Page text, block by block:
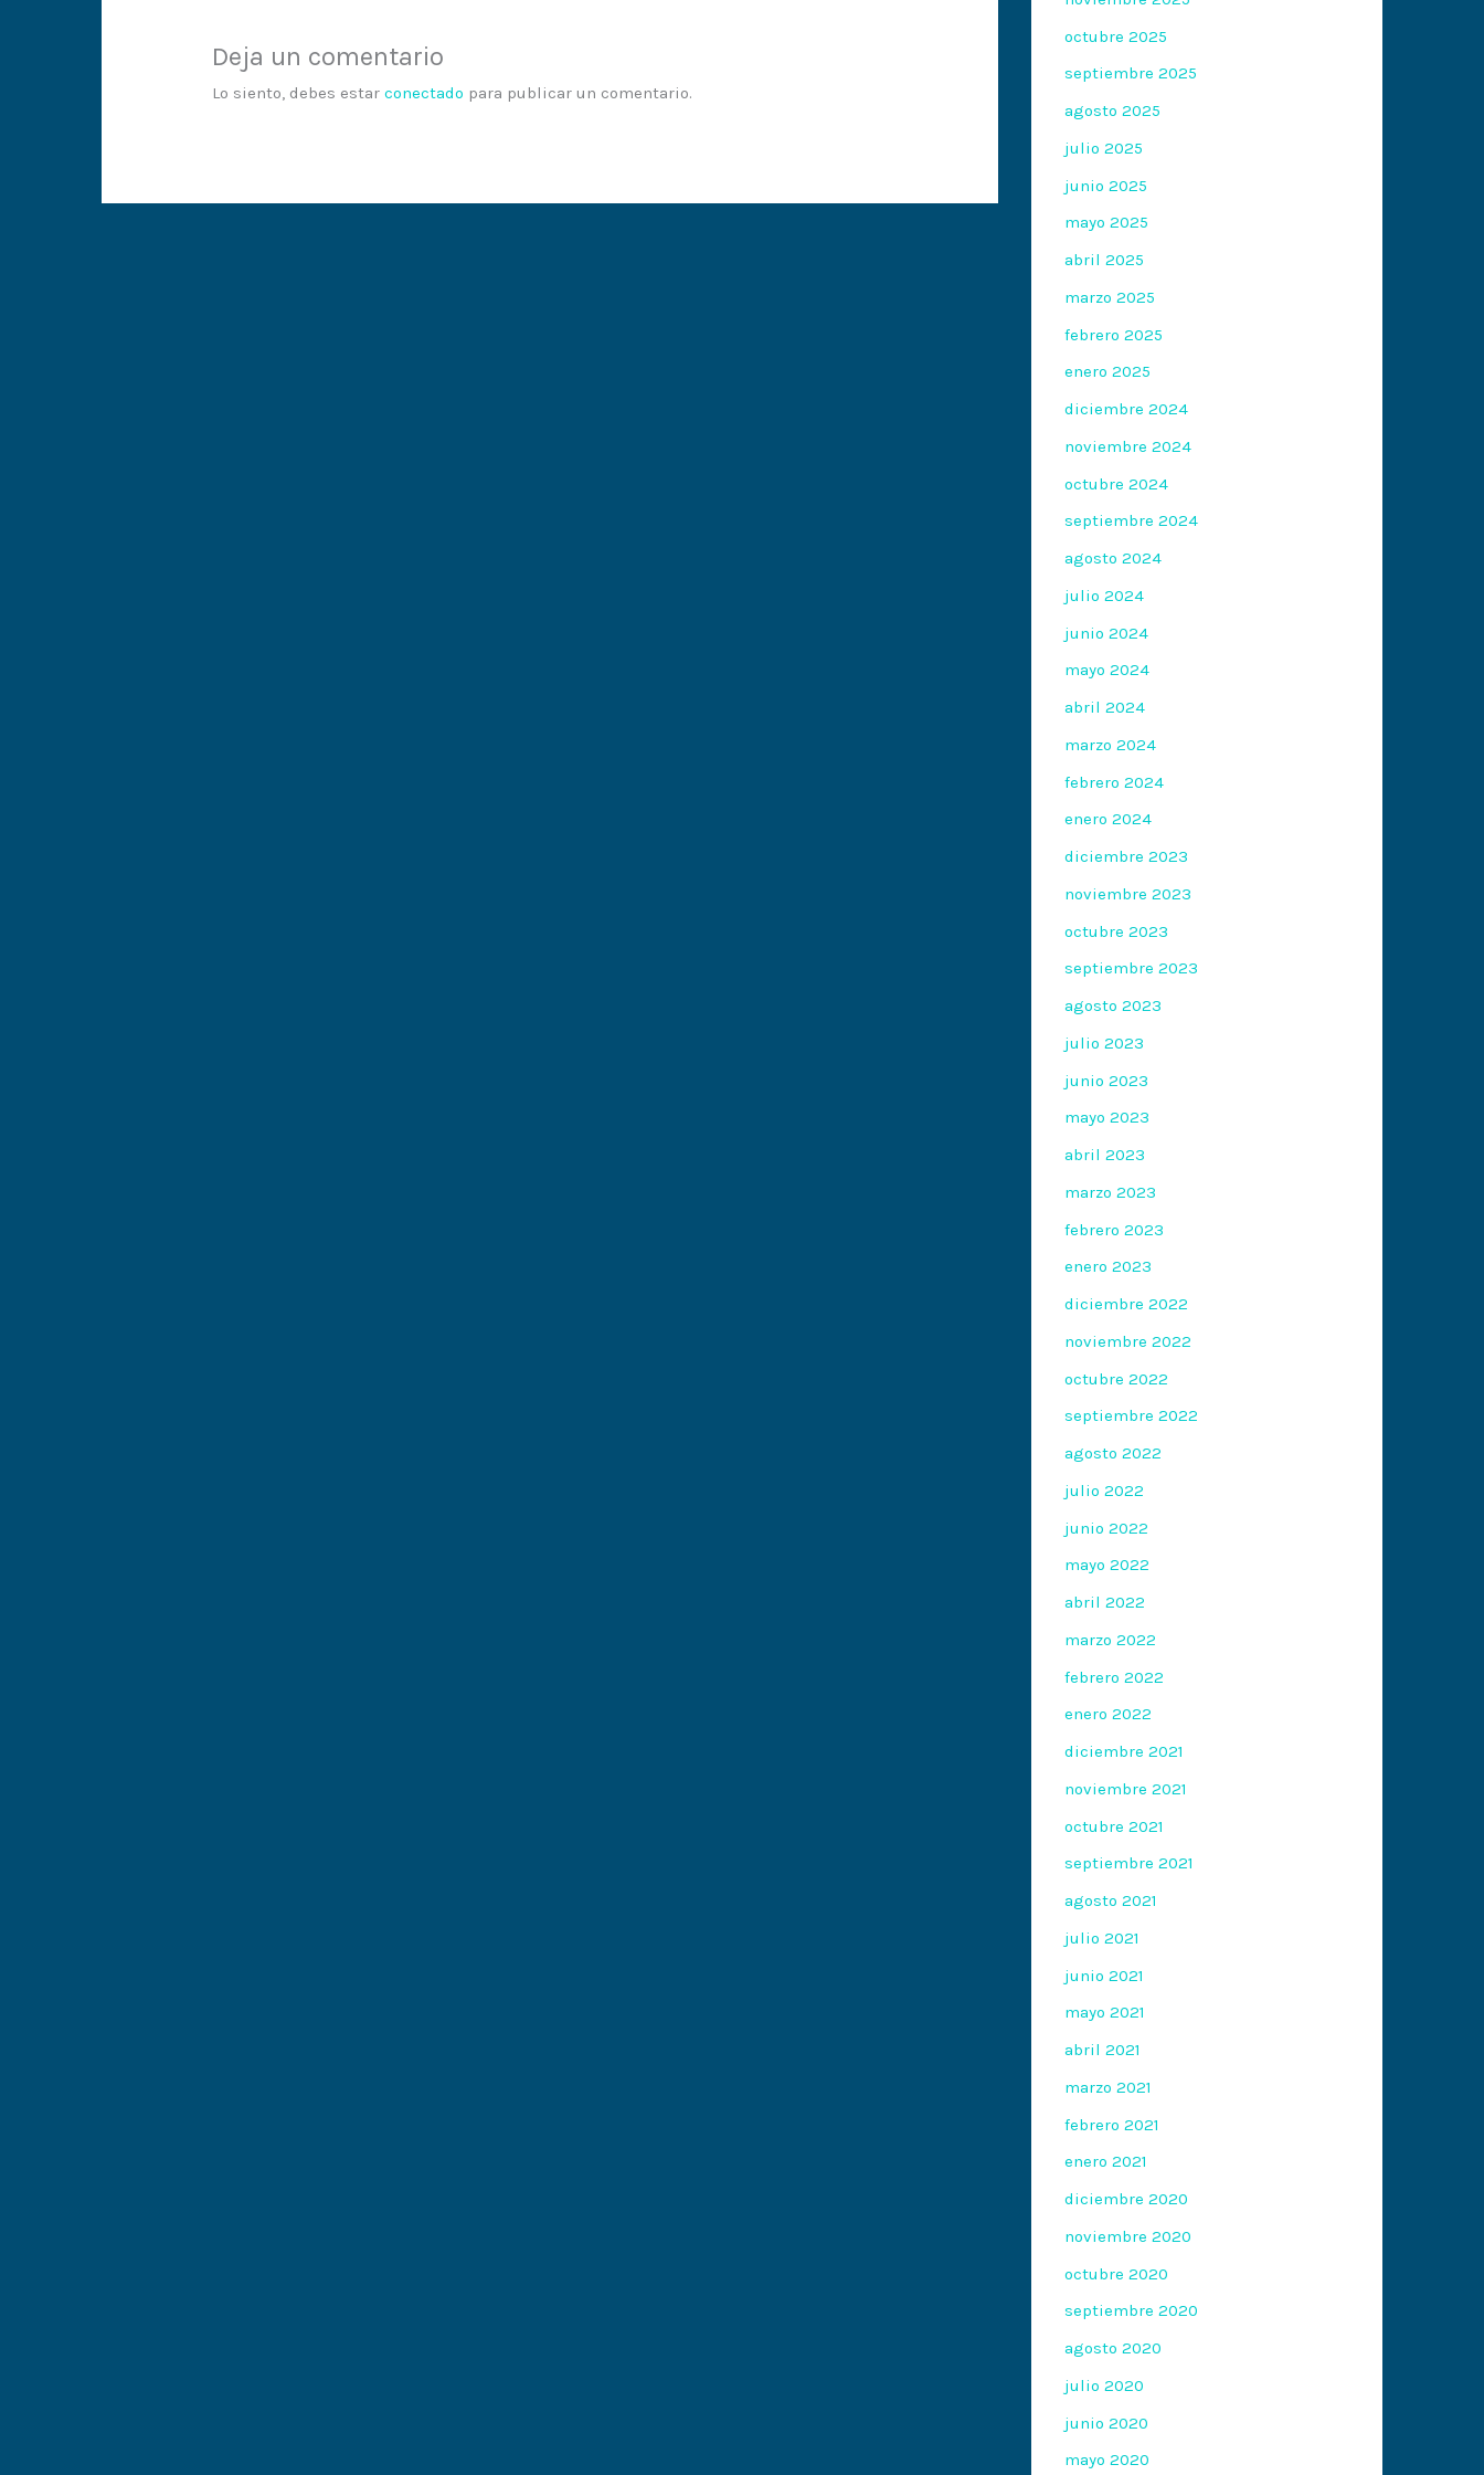
Deja un comentario
Lo siento, debes estarconectado para publicar un comentario.
octubre 2025
septiembre 2025
agosto 2025
julio 2025
junio 2025
mayo 2025
abril 2025
marzo 2025
febrero 2025
enero 2025
diciembre 2024
noviembre 2024
octubre 2024
septiembre 2024
agosto 2024
julio 2024
junio 2024
mayo 2024
abril 2024
marzo 2024
febrero 2024
enero 2024
diciembre 2023
noviembre 2023
octubre 2023
septiembre 2023
agosto 2023
julio 2023
junio 2023
mayo 2023
abril 2023
marzo 2023
febrero 2023
enero 2023
diciembre 2022
noviembre 2022
octubre 2022
septiembre 2022
agosto 2022
julio 2022
junio 2022
mayo 2022
abril 2022
marzo 2022
febrero 2022
enero 2022
diciembre 2021
noviembre 2021
octubre 2021
septiembre 2021
agosto 2021
julio 2021
junio 2021
mayo 2021
abril 2021
marzo 2021
febrero 2021
enero 2021
diciembre 2020
noviembre 2020
octubre 2020
septiembre 2020
agosto 2020
julio 2020
junio 2020
mayo 2020